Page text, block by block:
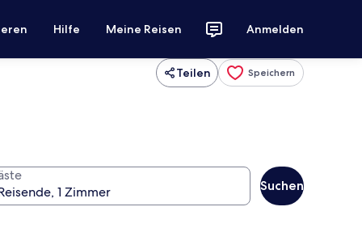
Hilfe Meine Reisen Anmelden
Teilen Speichern
Suchen